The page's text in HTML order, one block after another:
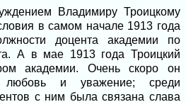
Владимиру Троицкому
в самом начале 1913 года
доцента академии по
А в мае 1913 года Троицкий
академии. Очень скоро он
любовь и уважение; среди
с ним была связана слава